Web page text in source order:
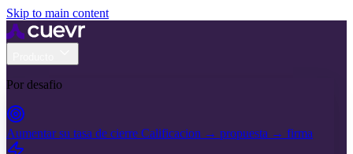
Skip to main content
Por desafio
Aumentar su tasa de cierre Calificacion → propuesta → firma